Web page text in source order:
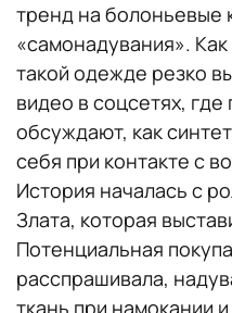
тренд на болоньевые
«самонадувания». Как
такой одежде резко
видео в соцсетях, где
обсуждают, как
себя при контакте с
История началась с
Злата, которая
Потенциальная
расспрашивала,
ткань при намокании